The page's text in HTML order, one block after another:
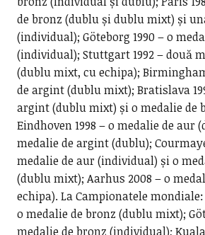
de bronz (dublu și dublu mixt) și
(individual); Göteborg 1990 – o
(individual); Stuttgart 1992 – două
(dublu mixt, cu echipa);
de argint (dublu mixt); Bratislava
argint (dublu mixt) și o medalie de
Eindhoven 1998 – o medalie de aur
medalie de argint (dublu);
medalie de aur (individual) și o
(dublu mixt); Aarhus 2008 – o
echipa). La Campionatele mondiale:
o medalie de bronz (dublu mixt);
medalie de bronz (individual);